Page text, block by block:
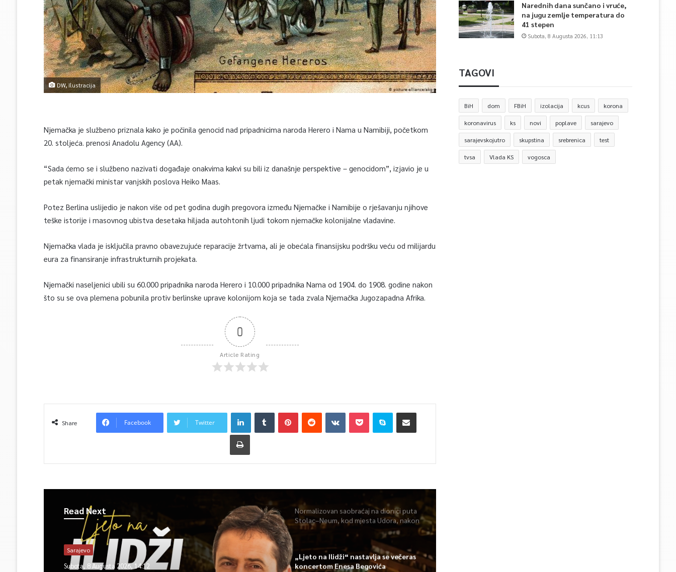
DW, Ilustracija
Njemačka je službeno priznala kako je počinila genocid nad pripadnicima naroda Herero i Nama u Namibiji, početkom
20. stoljeća. prenosi Anadolu Agency (AA).
“Sada ćemo se i službeno nazivati događaje onakvima kakvi su bili iz današnje perspektive – genocidom”, izjavio je u
petak njemački ministar vanjskih poslova Heiko Maas.
Potez Berlina uslijedio je nakon više od pet godina dugih pregovora između Njemačke i Namibije o rješavanju njihove
teške istorije i masovnog ubistva desetaka hiljada autohtonih ljudi tokom njemačke kolonijalne vladavine.
Njemačka vlada je isključila pravno obavezujuće reparacije žrtvama, ali je obećala finansijsku podršku veću od milijardu
eura za finansiranje infrastrukturnih projekata.
Njemački naseljenici ubili su 60.000 pripadnika naroda Herero i 10.000 pripadnika Nama od 1904. do 1908. godine nakon
što su se ova plemena pobunila protiv berlinske uprave kolonijom koja se tada zvala Njemačka Jugozapadna Afrika.
0
Article Rating
Share Facebook Twitter
Read Next
Sarajevo
Subota, 8 Augusta 2026, 14:12
Normalizovan saobraćaj na dionici puta
Stolac–Neum, kod mjesta Udora, nakon
nezgode
„Ljeto na Ilidži“ nastavlja se večeras
koncertom Enesa Begovića
Narednih dana sunčano i vruće,
na jugu zemlje temperatura do
41 stepen
Subota, 8 Augusta 2026, 11:13
TAGOVI
BiH dom FBiH izolacija kcus korona
koronavirus ks novi poplave sarajevo
sarajevskojutro skupstina srebrenica test
tvsa Vlada KS vogosca